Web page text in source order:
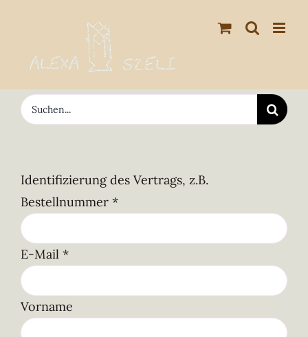
springen
Suche
nach:
Identifizierung des Vertrags, z.B.
Bestellnummer *
E-Mail *
E-
Mail
Vorname